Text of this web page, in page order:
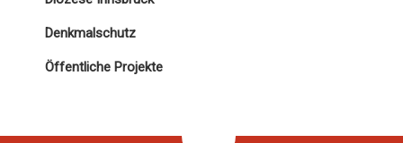
Denkmalschutz
Öffentliche Projekte